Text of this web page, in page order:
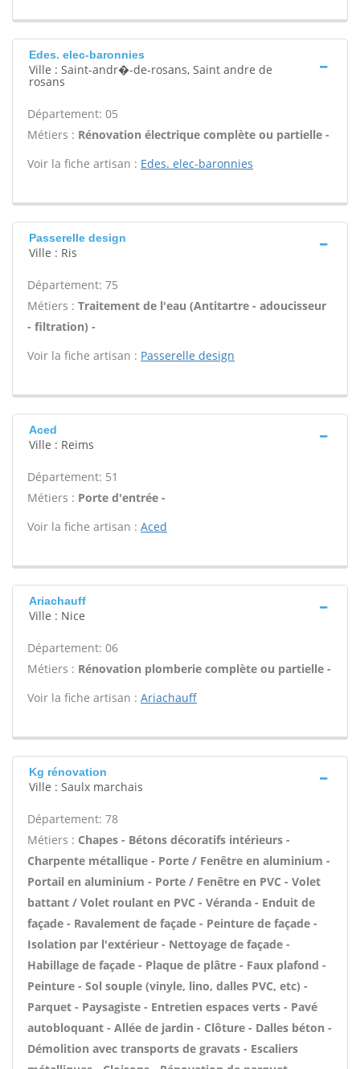
Edes. elec-baronnies
Ville : Saint-andr�-de-rosans, Saint andre de
rosans
Département: 05
Métiers : Rénovation électrique complète ou partielle -
Voir la fiche artisan : Edes. elec-baronnies
Passerelle design
Ville : Ris
Département: 75
Métiers : Traitement de l'eau (Antitartre - adoucisseur
- filtration) -
Voir la fiche artisan : Passerelle design
Aced
Ville : Reims
Département: 51
Métiers : Porte d'entrée -
Voir la fiche artisan : Aced
Ariachauff
Ville : Nice
Département: 06
Métiers : Rénovation plomberie complète ou partielle -
Voir la fiche artisan : Ariachauff
Kg rénovation
Ville : Saulx marchais
Département: 78
Métiers : Chapes - Bétons décoratifs intérieurs -
Charpente métallique - Porte / Fenêtre en aluminium -
Portail en aluminium - Porte / Fenêtre en PVC - Volet
battant / Volet roulant en PVC - Véranda - Enduit de
façade - Ravalement de façade - Peinture de façade -
Isolation par l'extérieur - Nettoyage de façade -
Habillage de façade - Plaque de plâtre - Faux plafond -
Peinture - Sol souple (vinyle, lino, dalles PVC, etc) -
Parquet - Paysagiste - Entretien espaces verts - Pavé
autobloquant - Allée de jardin - Clôture - Dalles béton -
Démolition avec transports de gravats - Escaliers